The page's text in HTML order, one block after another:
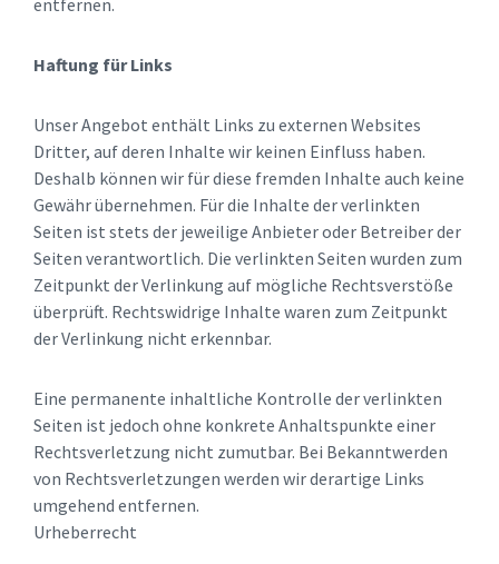
Haftung für Links
Unser Angebot enthält Links zu externen Websites
Dritter, auf deren Inhalte wir keinen Einfluss haben.
Deshalb können wir für diese fremden Inhalte auch keine
Gewähr übernehmen. Für die Inhalte der verlinkten
Seiten ist stets der jeweilige Anbieter oder Betreiber der
Seiten verantwortlich. Die verlinkten Seiten wurden zum
Zeitpunkt der Verlinkung auf mögliche Rechtsverstöße
überprüft. Rechtswidrige Inhalte waren zum Zeitpunkt
der Verlinkung nicht erkennbar.
Eine permanente inhaltliche Kontrolle der verlinkten
Seiten ist jedoch ohne konkrete Anhaltspunkte einer
Rechtsverletzung nicht zumutbar. Bei Bekanntwerden
von Rechtsverletzungen werden wir derartige Links
umgehend entfernen.
Urheberrecht